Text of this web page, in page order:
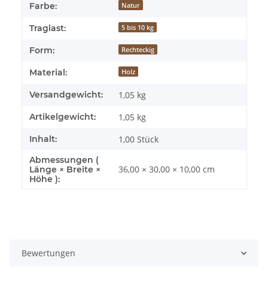
Farbe: Natur
Traglast: 5 bis 10 kg
Form: Rechteckig
Material: Holz
Versandgewicht: 1,05 kg
Artikelgewicht: 1,05 kg
Inhalt: 1,00 Stück
Abmessungen (
Länge × Breite ×
Höhe ):
36,00 × 30,00 × 10,00 cm
Bewertungen